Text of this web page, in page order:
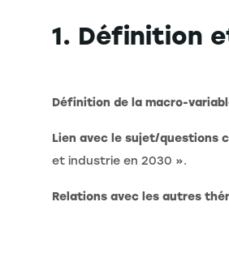
1. Définition
Définition de la macro-
Lien avec le sujet/questions
et industrie en 2030 ».
Relations avec les autres